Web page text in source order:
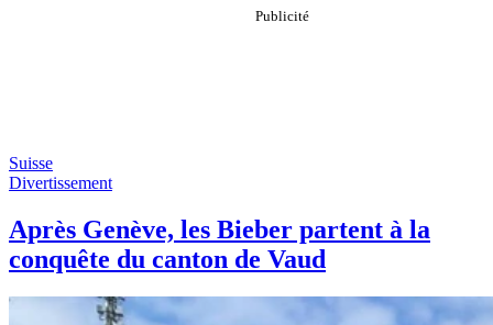
Suisse
Divertissement
Après Genève, les Bieber partent à la
conquête du canton de Vaud